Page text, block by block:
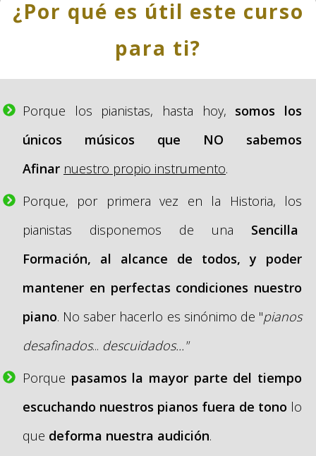
¿Por qué es útil este curso
para ti?
Porque los pianistas, hasta hoy, somos los
únicos músicos que NO sabemos
Afinar nuestro propio instrumento.
Porque, por primera vez en la Historia, los
pianistas disponemos de una Sencilla
Formación, al alcance de todos, y poder
mantener en perfectas condiciones nuestro
piano. No saber hacerlo es sinónimo de "pianos
desafinados... descuidados..."
Porque pasamos la mayor parte del tiempo
escuchando nuestros pianos fuera de tono lo
que deforma nuestra audición.